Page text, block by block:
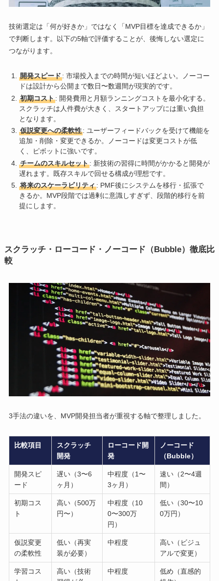
技術選定は「何が好きか」ではなく「MVP目標を達成できるか」
で判断します。以下の5軸で評価することが、後悔しない選定に
つながります。
開発スピード: 市場投入までの時間が短いほどよい。ノーコー
ドは設計から公開まで数日〜数週間が現実的です。
初期コスト: 開発費用と月額ランニングコストを最小化する。
スクラッチは人件費が大きく、スタートアップには重い負担
となります。
仮説変更への柔軟性: ユーザーフィードバックを受けて機能を
追加・削除・変更できるか。ノーコードは変更コストが低
く、ピボットに強いです。
チームのスキルセット: 新技術の習得に時間がかかると開発が
遅れます。既存スキルで回せる構成が理想です。
将来のスケーラビリティ: PMF後にシステムを移行・拡張で
きるか。MVP段階では過剰に意識しすぎず、段階的移行を前
提にします。
スクラッチ・ローコード・ノーコード（Bubble）徹底比
較
3手法の違いを、MVP開発担当者が重視する軸で整理しました。
比較項目
スクラッチ
開発
ローコード開
発
ノーコード
（Bubble）
開発スピ
ード
遅い（3〜6
ヶ月）
中程度（1〜
3ヶ月）
速い（2〜4週
間）
初期コス
ト
高い（500万
円〜）
中程度（10
0〜300万
円）
低い（30〜10
0万円）
仮説変更
の柔軟性
低い（再実
装が必要）
中程度
高い（ビジュ
アルで変更）
学習コス
高い（技術
中程度
低め（直感的